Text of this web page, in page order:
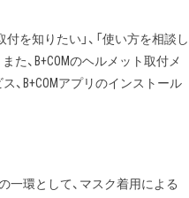
付を知りたい」、「使い方を相談し
た、B+COMのヘルメット取付メ
、B+COMアプリのインストール
一環として、マスク着用による